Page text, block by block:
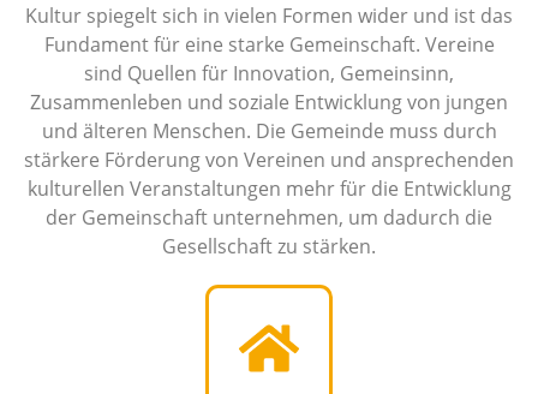
Kultur spiegelt sich in vielen Formen wider und ist das
Fundament für eine starke Gemeinschaft. Vereine
sind Quellen für Innovation, Gemeinsinn,
Zusammenleben und soziale Entwicklung von jungen
und älteren Menschen. Die Gemeinde muss durch
stärkere Förderung von Vereinen und ansprechenden
kulturellen Veranstaltungen mehr für die Entwicklung
der Gemeinschaft unternehmen, um dadurch die
Gesellschaft zu stärken.